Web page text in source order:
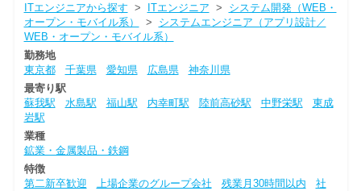
ITエンジニアから探す > ITエンジニア > システム開発（WEB・
オープン・モバイル系）
> システムエンジニア（アプリ設計／
WEB・オープン・モバイル系）
勤務地
東京都
千葉県 愛知県 広島県
神奈川県
最寄り駅
蘇我駅
水島駅 福山駅 内幸町駅 陸前高砂駅 中野栄駅
東成
岩駅
業種
鉱業・金属製品・鉄鋼
特徴
第二新卒歓迎
上場企業のグループ会社 残業月30時間以内
社